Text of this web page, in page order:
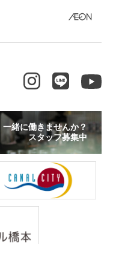
一緒に働きませんか？
スタッフ募集中